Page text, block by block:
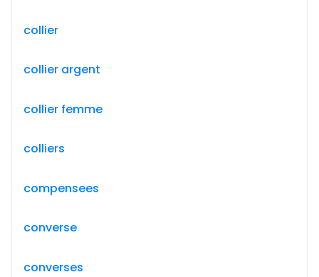
collier
collier argent
collier femme
colliers
compensees
converse
converses